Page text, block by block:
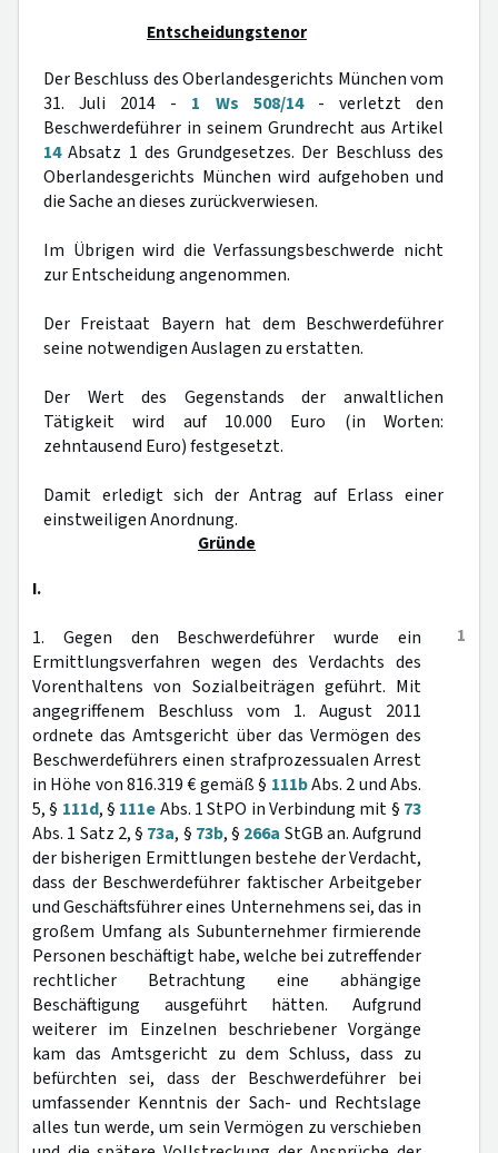
Entscheidungstenor
Der Beschluss des Oberlandesgerichts München vom
31. Juli 2014 - 1 Ws 508/14- verletzt den
Beschwerdeführer in seinem Grundrecht aus Artikel
14Absatz 1 des Grundgesetzes. Der Beschluss des
Oberlandesgerichts München wird aufgehoben und
die Sache an dieses zurückverwiesen.
Im Übrigen wird die Verfassungsbeschwerde nicht
zur Entscheidung angenommen.
Der Freistaat Bayern hat dem Beschwerdeführer
seine notwendigen Auslagen zu erstatten.
Der Wert des Gegenstands der anwaltlichen
Tätigkeit wird auf 10.000 Euro (in Worten:
zehntausend Euro) festgesetzt.
Damit erledigt sich der Antrag auf Erlass einer
einstweiligen Anordnung.
Gründe
I.
1
1. Gegen den Beschwerdeführer wurde ein
Ermittlungsverfahren wegen des Verdachts des
Vorenthaltens von Sozialbeiträgen geführt. Mit
angegriffenem Beschluss vom 1. August 2011
ordnete das Amtsgericht über das Vermögen des
Beschwerdeführers einen strafprozessualen Arrest
in Höhe von 816.319 € gemäß § 111bAbs. 2 und Abs.
5, § 111d, § 111eAbs. 1 StPO in Verbindung mit § 73
Abs. 1 Satz 2, § 73a, § 73b, § 266a StGB an. Aufgrund
der bisherigen Ermittlungen bestehe der Verdacht,
dass der Beschwerdeführer faktischer Arbeitgeber
und Geschäftsführer eines Unternehmens sei, das in
großem Umfang als Subunternehmer firmierende
Personen beschäftigt habe, welche bei zutreffender
rechtlicher Betrachtung eine abhängige
Beschäftigung ausgeführt hätten. Aufgrund
weiterer im Einzelnen beschriebener Vorgänge
kam das Amtsgericht zu dem Schluss, dass zu
befürchten sei, dass der Beschwerdeführer bei
umfassender Kenntnis der Sach- und Rechtslage
alles tun werde, um sein Vermögen zu verschieben